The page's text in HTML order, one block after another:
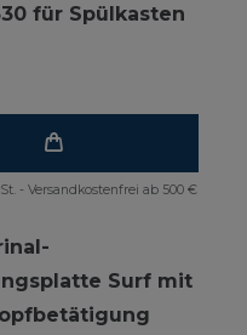
für Spülkasten
- Versandkostenfrei ab 500 €
Surf mit